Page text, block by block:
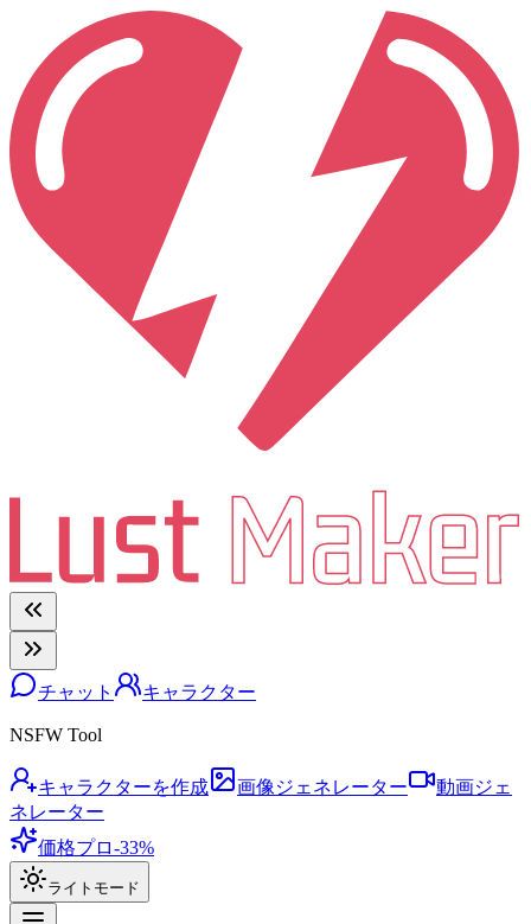
チャット キャラクター
NSFW Tool
キャラクターを作成 画像ジェネレーター
動画ジェ
ネレーター
価格プロ-33%
ライトモード